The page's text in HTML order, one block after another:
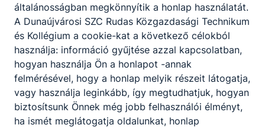
a pályázó által aláírt fényképes szakmai
önéletrajz (a foglalkoztatási jogviszonyok
pontos megjelölésével év, hó, nap
megjelölésével),
az álláshely betöltéséhez szükséges
iskolai végzettség, szakképzettség,
szakvizsga meglétét igazoló okmányok
másolata,
90 napnál nem régebbi hatósági erkölcsi
bizonyítvány,
általánosságban megkönnyítik a honlap használatát.
A Dunaújvárosi SZC Rudas Közgazdasági Technikum
és Kollégium a cookie-kat a következő célokból
használja: információ gyűjtése azzal kapcsolatban,
hogyan használja Ön a honlapot -annak
felmérésével, hogy a honlap melyik részeit látogatja,
vagy használja leginkább, így megtudhatjuk, hogyan
biztosítsunk Önnek még jobb felhasználói élményt,
ha ismét meglátogatja oldalunkat, honlap